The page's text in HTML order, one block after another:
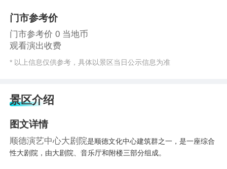
门市参考价
门市参考价 0 当地币
观看演出收费
* 以上信息仅供参考，具体以景区当日公示信息为准
景区介绍
图文详情
顺德演艺中心大剧院是顺德文化中心建筑群之一，是一座综合
性大剧院，由大剧院、音乐厅和附楼三部分组成。